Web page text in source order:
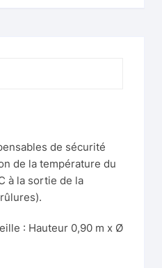
de sécurité
de la température du
à la sortie de la
: Hauteur 0,90 m x Ø